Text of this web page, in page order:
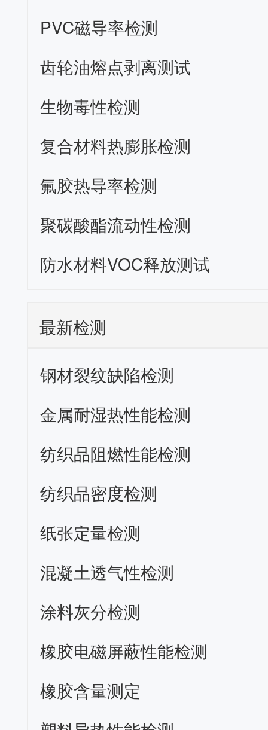
PVC磁导率检测
齿轮油熔点剥离测试
生物毒性检测
复合材料热膨胀检测
氟胶热导率检测
聚碳酸酯流动性检测
防水材料VOC释放测试
最新检测
钢材裂纹缺陷检测
金属耐湿热性能检测
纺织品阻燃性能检测
纺织品密度检测
纸张定量检测
混凝土透气性检测
涂料灰分检测
橡胶电磁屏蔽性能检测
橡胶含量测定